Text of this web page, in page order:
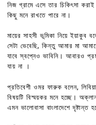
নিজ গ্রামে এসে তার চিকিৎসা
কিছু মনে রাখতে পারে না।
মায়ের সাহসী ভূমিকা নিয়ে ইয়াকুব
সেটা ভেবেছি, কিন্তু আমার মা
যাবে স্বপ্নেও ভাবিনি। আবারও
যায় না ।
প্রতিবেশী ওমর ফারুক বলেন,
বিষয়টি বিস্ময়কর মনে হচ্ছে।
এমন ভালোবাসা বাংলাদেশে দৃষ্টান্ত